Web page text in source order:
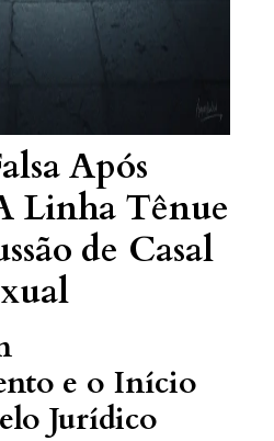
Após
Linha Tênue
de Casal
e o Início
Jurídico